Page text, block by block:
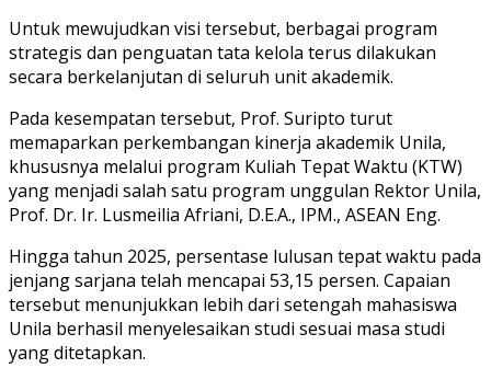
Untuk mewujudkan visi tersebut, berbagai program
strategis dan penguatan tata kelola terus dilakukan
secara berkelanjutan di seluruh unit akademik.
Pada kesempatan tersebut, Prof. Suripto turut
memaparkan perkembangan kinerja akademik Unila,
khususnya melalui program Kuliah Tepat Waktu (KTW)
yang menjadi salah satu program unggulan Rektor Unila,
Prof. Dr. Ir. Lusmeilia Afriani, D.E.A., IPM., ASEAN Eng.
Hingga tahun 2025, persentase lulusan tepat waktu pada
jenjang sarjana telah mencapai 53,15 persen. Capaian
tersebut menunjukkan lebih dari setengah mahasiswa
Unila berhasil menyelesaikan studi sesuai masa studi
yang ditetapkan.